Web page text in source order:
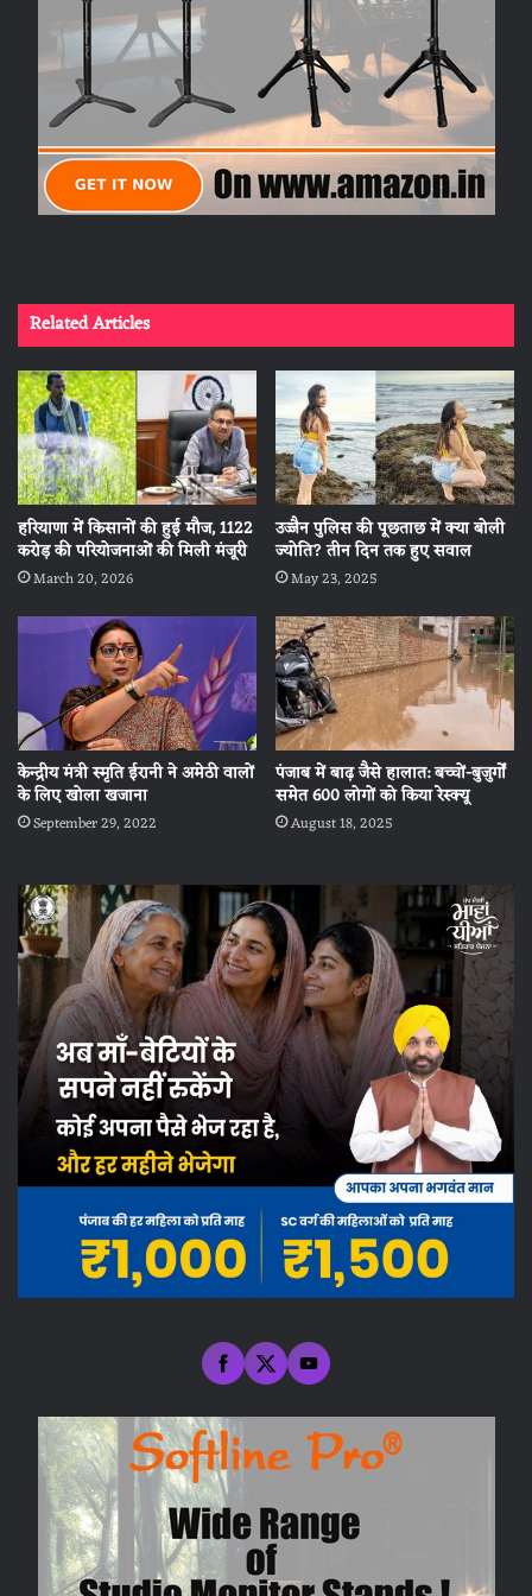
Related Articles
हरियाणा में किसानों की हुई मौज, 1122
करोड़ की परियोजनाओं की मिली मंजूरी
March 20, 2026
उज्जैन पुलिस की पूछताछ में क्या बोली
ज्योति? तीन दिन तक हुए सवाल
May 23, 2025
केन्द्रीय मंत्री स्मृति ईरानी ने अमेठी वालों
के लिए खोला खजाना
September 29, 2022
पंजाब में बाढ़ जैसे हालात: बच्चों-बुजुर्गों
समेत 600 लोगों को किया रेस्क्यू
August 18, 2025